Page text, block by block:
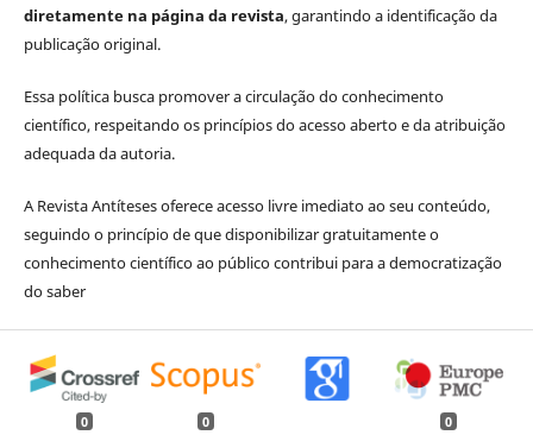
diretamente na página da revista, garantindo a identificação da
publicação original.
Essa política busca promover a circulação do conhecimento
científico, respeitando os princípios do acesso aberto e da atribuição
adequada da autoria.
A Revista Antíteses oferece acesso livre imediato ao seu conteúdo,
seguindo o princípio de que disponibilizar gratuitamente o
conhecimento científico ao público contribui para a democratização
do saber
0 0 0